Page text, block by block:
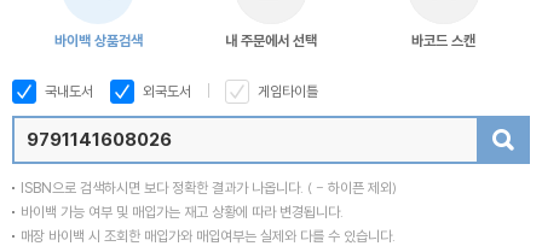
바이백 상품검색 내 주문에서 선택 바코드 스캔
국내도서 외국도서 게임타이틀
ISBN으로 검색하시면 보다 정확한 결과가 나옵니다. ( - 하이픈 제외)
바이백 가능 여부 및 매입가는 재고 상황에 따라 변경됩니다.
매장 바이백 시 조회한 매입가와 매입여부는 실제와 다를 수 있습니다.